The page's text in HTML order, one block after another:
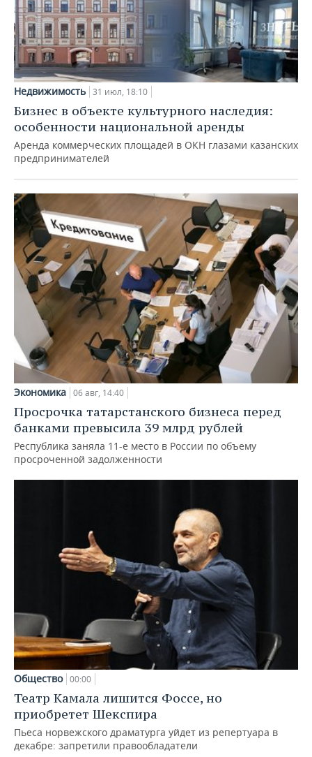
Недвижимость 31 июл, 18:10
Бизнес в объекте культурного наследия:
особенности национальной аренды
Аренда коммерческих площадей в ОКН глазами казанских
предпринимателей
Экономика 06 авг, 14:40
Просрочка татарстанского бизнеса перед
банками превысила 39 млрд рублей
Республика заняла 11-е место в России по объему
просроченной задолженности
Общество 00:00
Театр Камала лишится Фоссе, но
приобретет Шекспира
Пьеса норвежского драматурга уйдет из репертуара в
декабре: запретили правообладатели